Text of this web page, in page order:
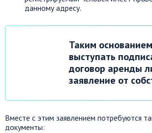
данному адресу.
Таким
выступать
договор аренды
заявление от
Вместе с этим заявлением потребуются
документы: